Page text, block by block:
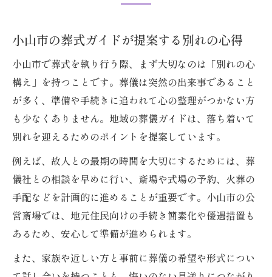
小山市の葬式ガイドが提案する別れの心得
小山市で葬式を執り行う際、まず大切なのは「別れの心
構え」を持つことです。葬儀は突然の出来事であること
が多く、準備や手続きに追われて心の整理がつかない方
も少なくありません。地域の葬儀ガイドは、落ち着いて
別れを迎えるためのポイントを提案しています。
例えば、故人との最期の時間を大切にするためには、葬
儀社との相談を早めに行い、斎場や式場の予約、火葬の
手配などを計画的に進めることが重要です。小山市の公
営斎場では、地元住民向けの手続き簡素化や優遇措置も
あるため、安心して準備が進められます。
また、家族や近しい方と事前に葬儀の希望や形式につい